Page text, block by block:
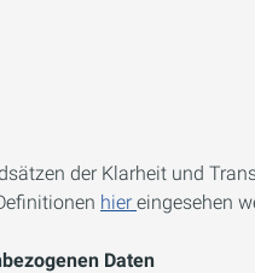
der Klarheit und
hier eingesehen
Daten